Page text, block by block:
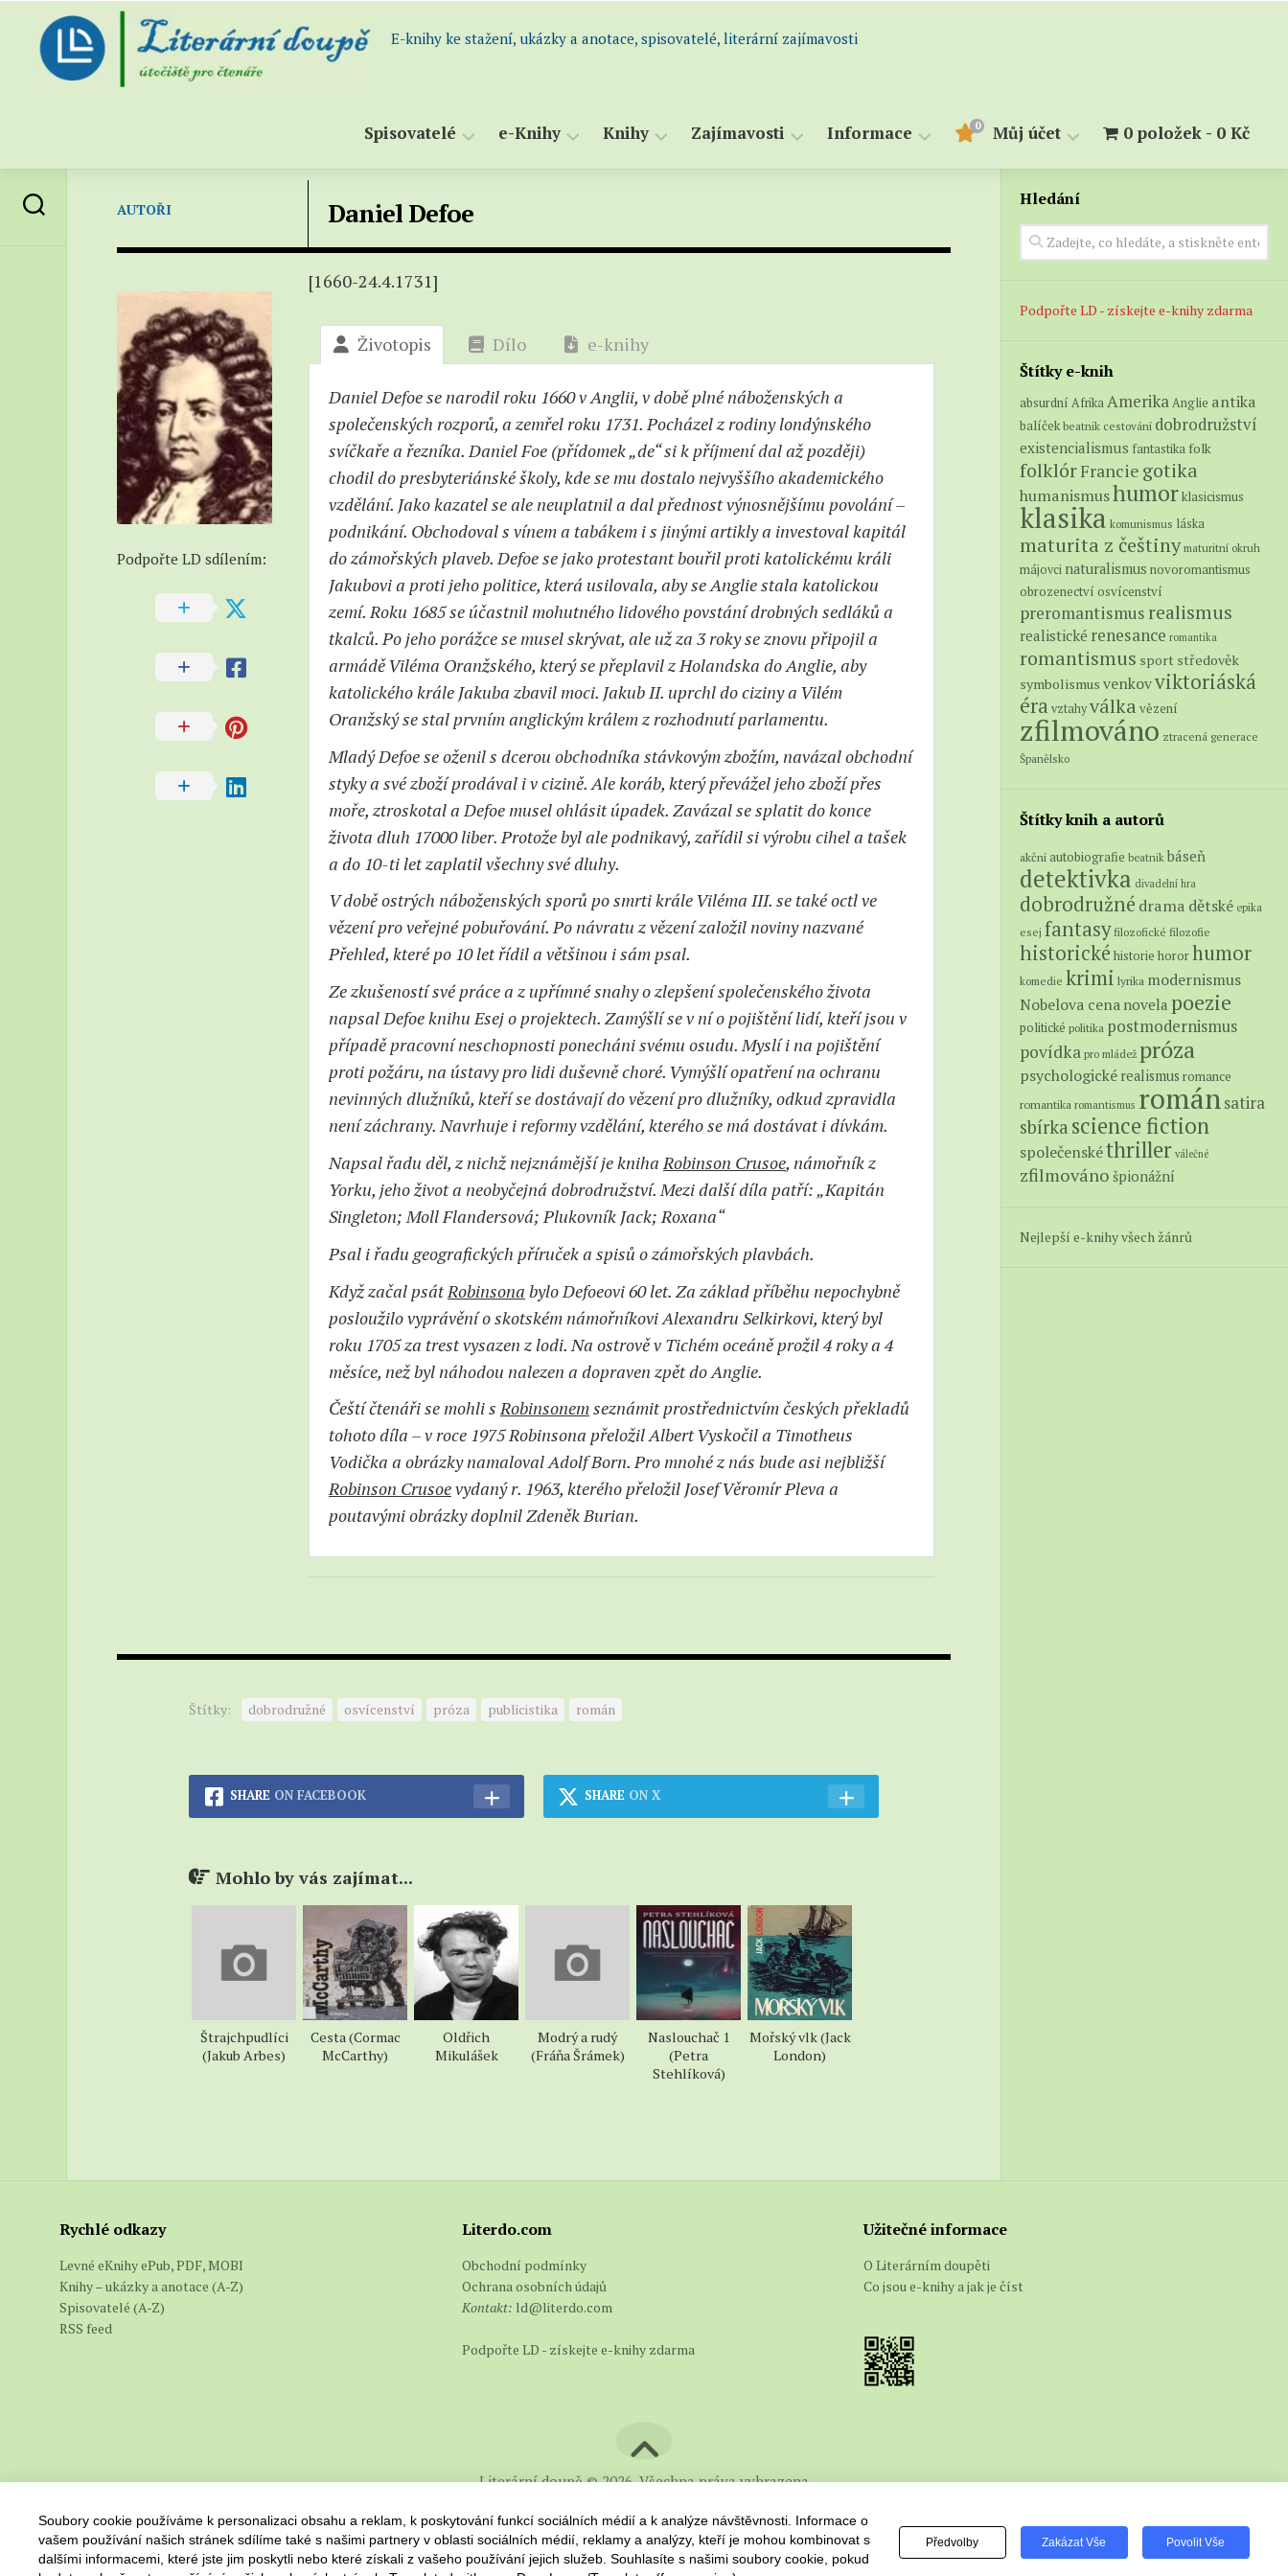
content
E-knihy ke stažení, ukázky a anotace, spisovatelé, literární zajímavosti
Spisovatelé
Abecední
seznam
spisovatelé
–
Próza
–
Poezie
–
Beatnici
–
Naučné
e-Knihy
Romány
a
Humor
Sci-
Fantasy
Dobrodružné,
akční
a
válečné
Detektivky
a
krimi
Horory
thrillery
Romantika
Povídky
mládež
Pro
děti
V
angličtině
Knihy
–
Ukázky,
Anotace,
rozbory
Zajímavosti Informace 0 Můj účet
Objednávky
Stahování
0 položek 0 Kč
AUTOŘI Daniel Defoe
Podpořte LD sdílením:
[1660-24.4.1731]
Životopis Dílo e-knihy
Daniel Defoe se narodil roku 1660 v Anglii, v době plné náboženských a
společenských rozporů, a zemřel roku 1731. Pocházel z rodiny londýnského
svíčkaře a řezníka. Daniel Foe (přídomek „de“ si k příjmení dal až později)
chodil do presbyteriánské školy, kde se mu dostalo nejvyššího akademického
vzdělání. Jako kazatel se ale neuplatnil a dal přednost výnosnějšímu povolání –
podnikání. Obchodoval s vínem a tabákem i s jinými artikly a investoval kapitál
do zámořských plaveb. Defoe se jako protestant bouřil proti katolickému králi
Jakubovi a proti jeho politice, která usilovala, aby se Anglie stala katolickou
zemí. Roku 1685 se účastnil mohutného lidového povstání drobných sedláků a
tkalců. Po jeho porážce se musel skrývat, ale už za 3 roky se znovu připojil a
armádě Viléma Oranžského, který se přeplavil z Holandska do Anglie, aby
katolického krále Jakuba zbavil moci. Jakub II. uprchl do ciziny a Vilém
Oranžský se stal prvním anglickým králem z rozhodnutí parlamentu.
Mladý Defoe se oženil s dcerou obchodníka stávkovým zbožím, navázal obchodní
styky a své zboží prodával i v cizině. Ale koráb, který převážel jeho zboží přes
moře, ztroskotal a Defoe musel ohlásit úpadek. Zavázal se splatit do konce
života dluh 17000 liber. Protože byl ale podnikavý, zařídil si výrobu cihel a tašek
a do 10-ti let zaplatil všechny své dluhy.
V době ostrých náboženských sporů po smrti krále Viléma III. se také octl ve
vězení pro veřejné pobuřování. Po návratu z vězení založil noviny nazvané
Přehled, které po 10 let řídil a většinou i sám psal.
Ze zkušeností své práce a z upřímné snahy o zlepšení společenského života
napsal Defoe knihu Esej o projektech. Zamýšlí se v ní o pojištění lidí, kteří jsou v
případě pracovní neschopnosti ponecháni svému osudu. Myslí i na pojištění
proti požáru, na ústavy pro lidi duševně choré. Vymýšlí opatření na ochranu
nevinných dlužníků, kteří se dostávají do vězení pro dlužníky, odkud zpravidla
není záchrany. Navrhuje i reformy vzdělání, kterého se má dostávat i dívkám.
Napsal řadu děl, z nichž nejznámější je knihaRobinson Crusoe, námořník z
Yorku, jeho život a neobyčejná dobrodružství. Mezi další díla patří: „Kapitán
Singleton; Moll Flandersová; Plukovník Jack; Roxana“
Psal i řadu geografických příruček a spisů o zámořských plavbách.
Když začal psátRobinsona bylo Defoeovi 60 let. Za základ příběhu nepochybně
posloužilo vyprávění o skotském námořníkovi Alexandru Selkirkovi, který byl
roku 1705 za trest vysazen z lodi. Na ostrově v Tichém oceáně prožil 4 roky a 4
měsíce, než byl náhodou nalezen a dopraven zpět do Anglie.
Čeští čtenáři se mohli sRobinsonemseznámit prostřednictvím českých překladů
tohoto díla – v roce 1975 Robinsona přeložil Albert Vyskočil a Timotheus
Vodička a obrázky namaloval Adolf Born. Pro mnohé z nás bude asi nejbližší
Robinson Crusoevydaný r. 1963, kterého přeložil Josef Věromír Pleva a
poutavými obrázky doplnil Zdeněk Burian.
Štítky: dobrodružné osvícenství próza publicistika román
SHARE ON FACEBOOK SHARE ON X
Mohlo by vás zajímat...
Štrajchpudlíci
(Jakub Arbes)
Cesta (Cormac
McCarthy)
Oldřich
Mikulášek
Modrý a rudý
(Fráňa Šrámek)
Naslouchač 1
(Petra
Stehlíková)
Mořský vlk (Jack
London)
Hledání
Podpořte LD - získejte e-knihy zdarma
Štítky e-knih
absurdní AfrikaAmerikaAnglie antika
balíček beatnik cestování dobrodružství
existencialismus fantastika folk
folklórFrancie gotika
humanismushumorklasicismus
klasika komunismus láska
maturita z češtiny maturitní okruh
májovci naturalismus novoromantismus
obrozenectví osvícenství
preromantismus realismus
realistické renesance romantika
romantismus sport středověk
symbolismus venkovviktoriáská
éravztahyválka vězení
zfilmováno ztracená generace
Španělsko
Štítky knih a autorů
akční autobiografie beatnik báseň
detektivka divadelní hra
dobrodružné drama dětské epika
esej fantasy filozofické filozofie
historické historie hororhumor
komedie krimi lyrika modernismus
Nobelova cena novela poezie
politické politika postmodernismus
povídka pro mládež próza
psychologické realismus romance
romantika romantismus románsatira
sbírka science fiction
společenskéthriller válečné
zfilmováno špionážní
Nejlepší e-knihy všech žánrů
Rychlé odkazy
Levné eKnihy ePub, PDF, MOBI
Knihy – ukázky a anotace (A-Z)
Spisovatelé (A-Z)
RSS feed
Literdo.com
Obchodní podmínky
Ochrana osobních údajů
Kontakt: ld@literdo.com
Podpořte LD - získejte e-knihy zdarma
Užitečné informace
O Literárním doupěti
Co jsou e-knihy a jak je číst
Literární doupě © 2026. Všechna práva vyhrazena
Soubory cookie používáme k personalizaci obsahu a reklam, k poskytování funkcí sociálních médií a k analýze návštěvnosti. Informace o
vašem používání našich stránek sdílíme také s našimi partnery v oblasti sociálních médií, reklamy a analýzy, kteří je mohou kombinovat s
dalšími informacemi, které jste jim poskytli nebo které získali z vašeho používání jejich služeb. Souhlasíte s našimi soubory cookie, pokud
Předvolby Zakázat Vše Povolit Vše